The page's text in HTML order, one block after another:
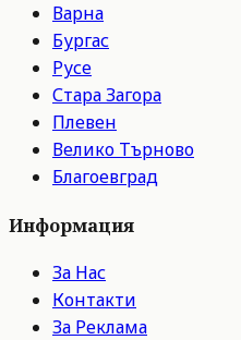
Варна
Бургас
Русе
Стара Загора
Плевен
Велико Търново
Благоевград
Информация
За Нас
Контакти
За Реклама